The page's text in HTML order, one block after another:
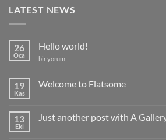
LATEST NEWS
26
Oca
Hello world!
Hello
bir yorum
19
Kas
Welcome to Flatsome
to
13
Eki
Just another post with A